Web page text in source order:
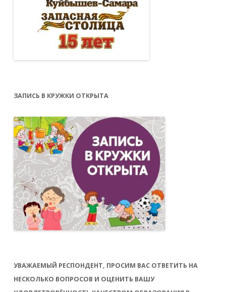
ЗАПИСЬ В КРУЖКИ ОТКРЫТА
УВАЖАЕМЫЙ РЕСПОНДЕНТ, ПРОСИМ ВАС ОТВЕТИТЬ НА
НЕСКОЛЬКО ВОПРОСОВ И ОЦЕНИТЬ ВАШУ